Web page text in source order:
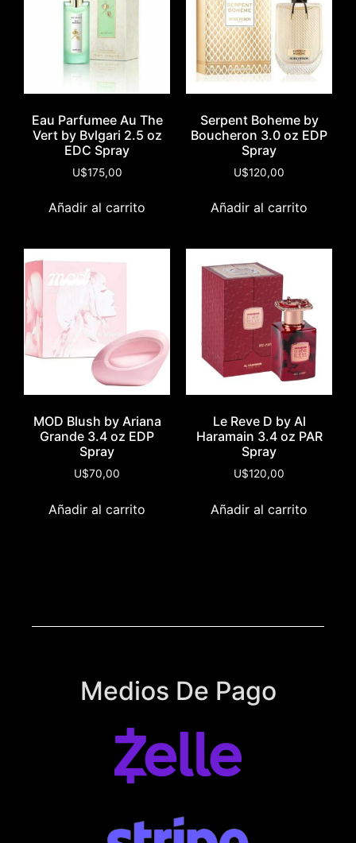
Eau Parfumee Au The
Vert by Bvlgari 2.5 oz
EDC Spray
U$175,00
Añadir al carrito
Serpent Boheme by
Boucheron 3.0 oz EDP
Spray
U$120,00
Añadir al carrito
MOD Blush by Ariana
Grande 3.4 oz EDP
Spray
U$70,00
Añadir al carrito
Le Reve D by Al
Haramain 3.4 oz PAR
Spray
U$120,00
Añadir al carrito
Medios De Pago